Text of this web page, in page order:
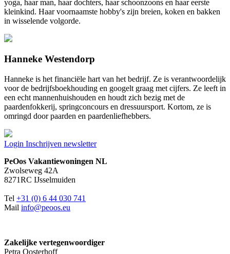
yoga, haar man, haar dochters, haar schoonzoons en haar eerste
kleinkind. Haar voornaamste hobby's zijn breien, koken en bakken
in wisselende volgorde.
Hanneke Westendorp
Hanneke is het financiële hart van het bedrijf. Ze is verantwoordelijk
voor de bedrijfsboekhouding en googelt graag met cijfers. Ze leeft in
een echt mannenhuishouden en houdt zich bezig met de
paardenfokkerij, springconcours en dressuursport. Kortom, ze is
omringd door paarden en paardenliefhebbers.
Login Inschrijven newsletter
PeOos Vakantiewoningen NL
Zwolseweg 42A
8271RC IJsselmuiden
Tel +31 (0) 6 44 030 741
Mail info@peoos.eu
Zakelijke vertegenwoordiger
Petra Oosterhoff